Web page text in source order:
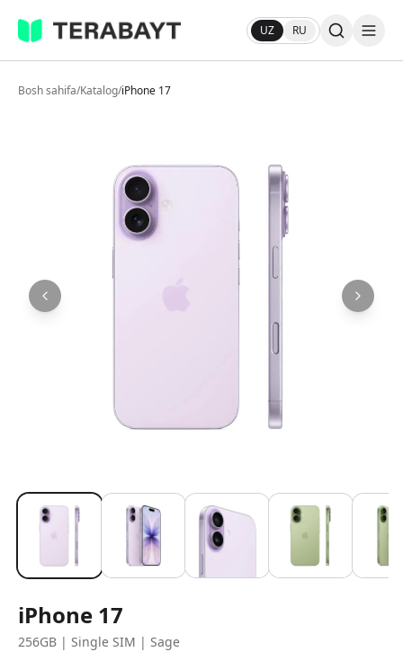
UZ RU
Bosh sahifa/Katalog/iPhone 17
iPhone 17
256GB | Single SIM | Sage